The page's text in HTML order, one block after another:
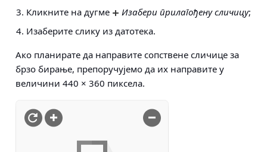
Кликните на дугме
Изабери прилагођену сличицу;
Изаберите слику из датотека.
Ако планирате да направите сопствене сличице за
брзо бирање, препоручујемо да их направите у
величини 440 × 360 пиксела.